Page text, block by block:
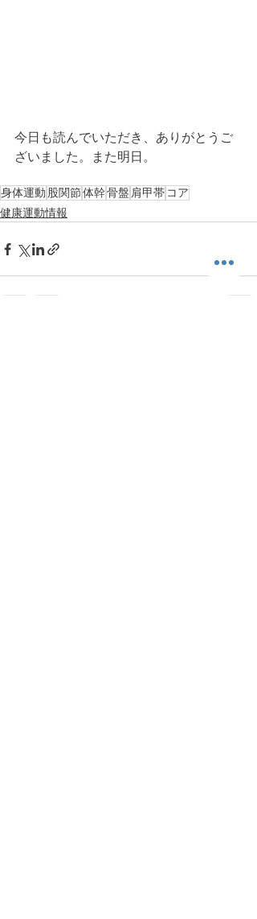
今日も読んでいただき、ありがとうご
ざいました。また明日。
身体運動 股関節体幹骨盤 肩甲帯 コア
健康運動情報